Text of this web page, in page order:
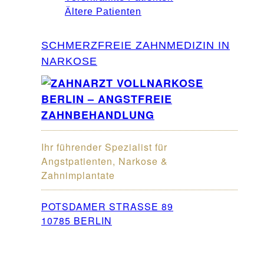
Ältere Patienten
SCHMERZFREIE ZAHNMEDIZIN IN
NARKOSE
Ihr führender Spezialist für
Angstpatienten, Narkose &
Zahnimplantate
POTSDAMER STRASSE 89
10785 BERLIN